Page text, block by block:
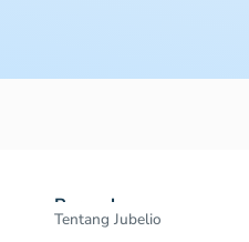
Perusahaan
Tentang Jubelio